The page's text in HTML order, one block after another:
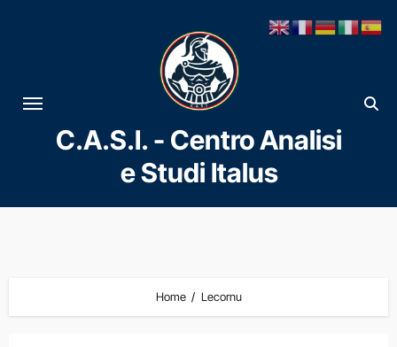
al
contenuto
C.A.S.I. - Centro Analisi
e Studi Italus
Home Lecornu